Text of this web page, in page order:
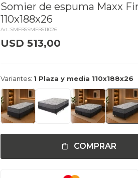
Somier de espuma Maxx
110x188x26
SMFB5SMFB511026
USD 513,00
Variantes: 1 Plaza y media 110x188x26
COMPRAR